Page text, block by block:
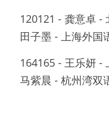
120121 - 龚意卓 -
田子墨 - 上海外国
164165 - 王乐妍 -
马紫晨 - 杭州湾双